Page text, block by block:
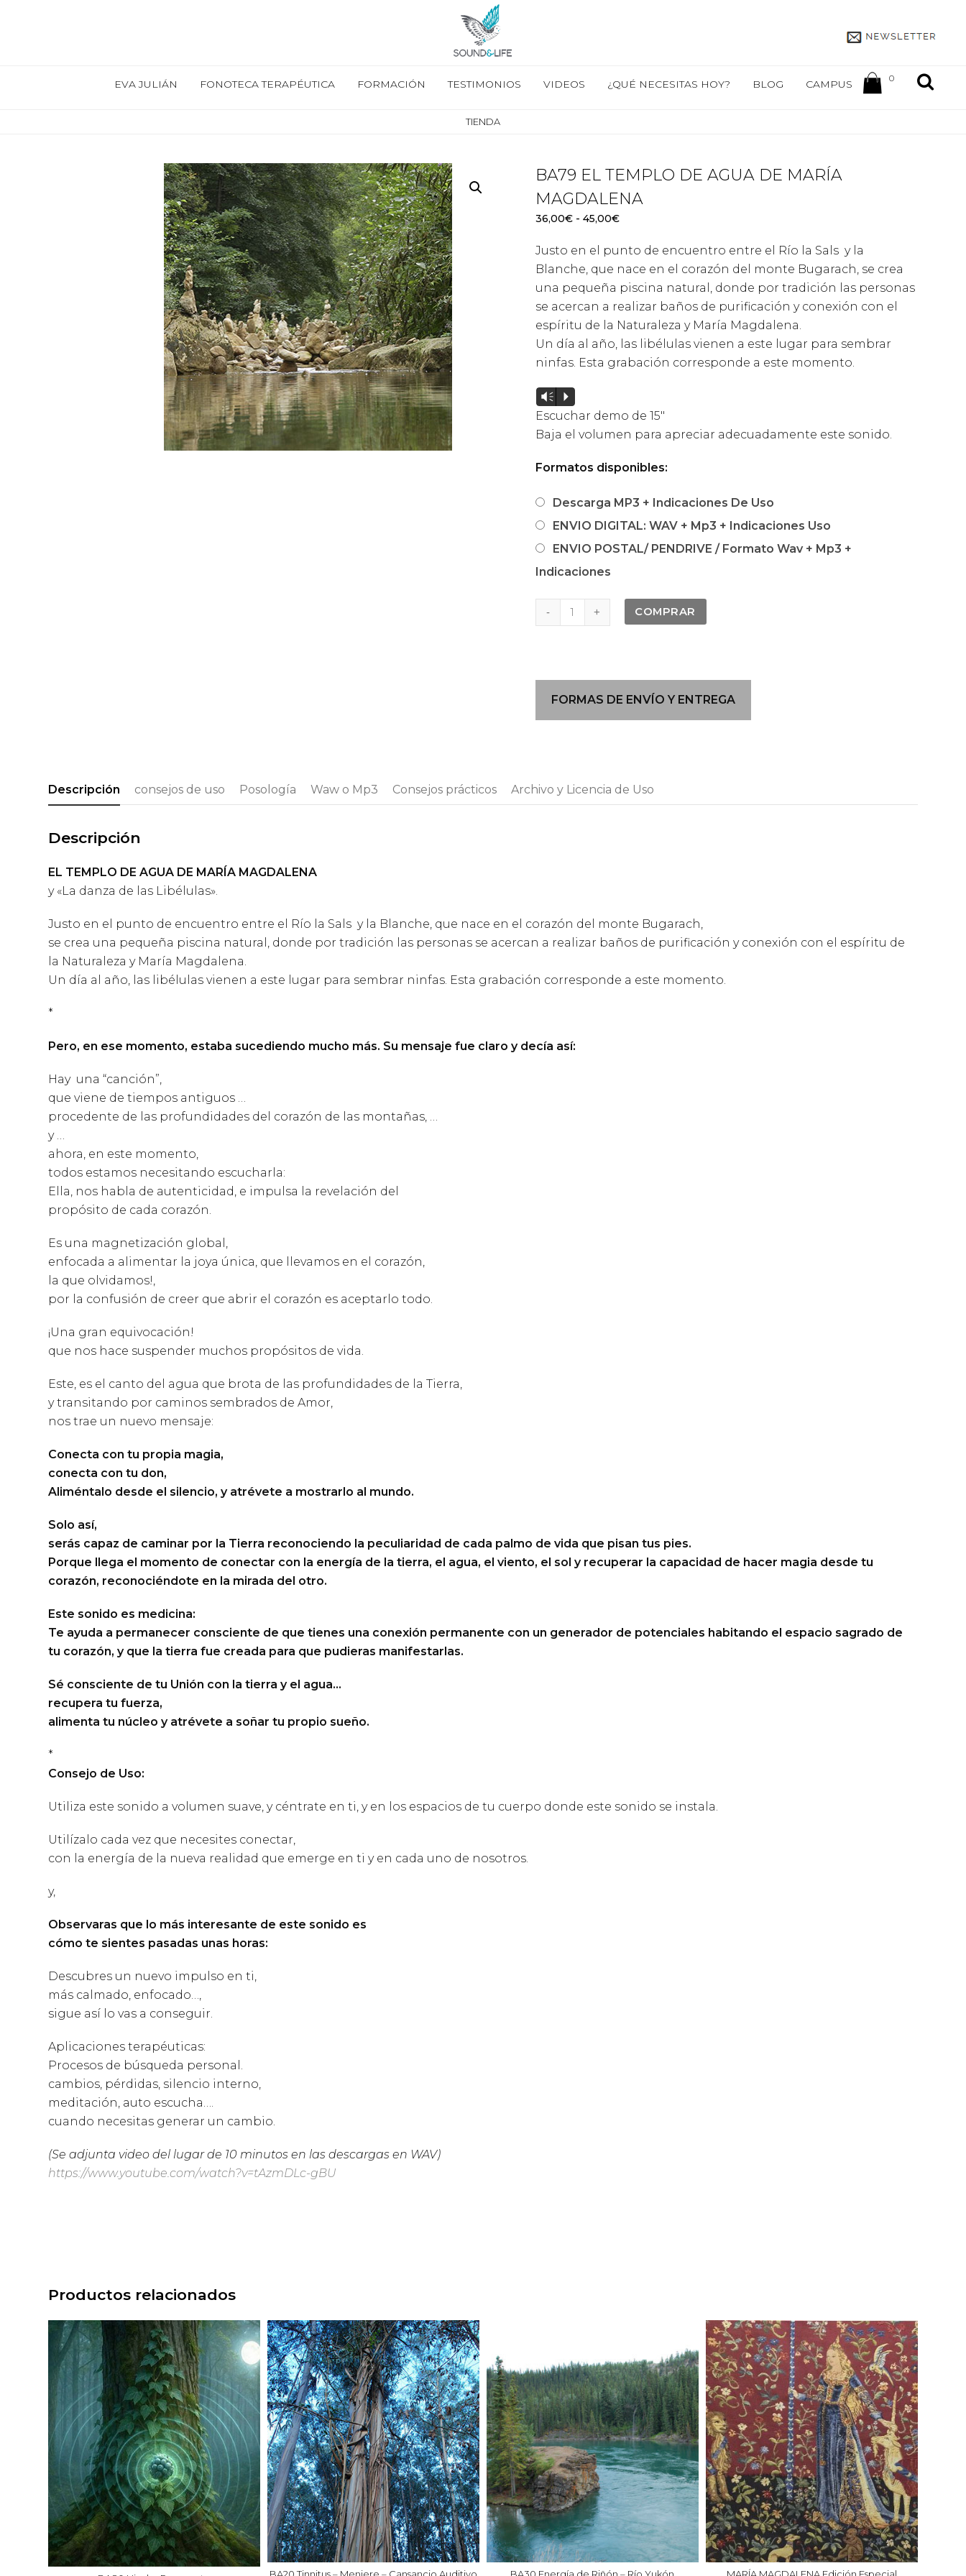
EVA JULIÁN FONOTECA TERAPÉUTICA FORMACIÓN TESTIMONIOS VIDEOS ¿QUÉ NECESITAS HOY? BLOG CAMPUS
TIENDA
BA79 EL TEMPLO DE AGUA DE MARÍA
MAGDALENA
36,00€ - 45,00€Rango
precios:
desde
36,00€
hasta
Justo en el punto de encuentro entre el Río la Sals y la
Blanche, que nace en el corazón del monte Bugarach, se crea
una pequeña piscina natural, donde por tradición las personas
se acercan a realizar baños de purificación y conexión con el
espíritu de la Naturaleza y María Magdalena.
Un día al año, las libélulas vienen a este lugar para sembrar
ninfas. Esta grabación corresponde a este momento.
Reproductor
de
audio
Vm P
Escuchar demo de 15″
Baja el volumen para apreciar adecuadamente este sonido.
Formatos disponibles:
Descarga MP3 + Indicaciones De Uso
ENVIO DIGITAL: WAV + Mp3 + Indicaciones Uso
ENVIO POSTAL/ PENDRIVE / Formato Wav + Mp3 +
Indicaciones
BA79
EL
AGUA
DE
MARÍA
COMPRAR
FORMAS DE ENVÍO Y ENTREGA
Descripción consejos de uso Posología Waw o Mp3 Consejos prácticos Archivo y Licencia de Uso
Descripción
EL TEMPLO DE AGUA DE MARÍA MAGDALENA
y «La danza de las Libélulas».
Justo en el punto de encuentro entre el Río la Sals y la Blanche, que nace en el corazón del monte Bugarach,
se crea una pequeña piscina natural, donde por tradición las personas se acercan a realizar baños de purificación y conexión con el espíritu de
la Naturaleza y María Magdalena.
Un día al año, las libélulas vienen a este lugar para sembrar ninfas. Esta grabación corresponde a este momento.
*
Pero, en ese momento, estaba sucediendo mucho más. Su mensaje fue claro y decía así:
Hay una “canción”,
que viene de tiempos antiguos …
procedente de las profundidades del corazón de las montañas, …
y …
ahora, en este momento,
todos estamos necesitando escucharla:
Ella, nos habla de autenticidad, e impulsa la revelación del
propósito de cada corazón.
Es una magnetización global,
enfocada a alimentar la joya única, que llevamos en el corazón,
la que olvidamos!,
por la confusión de creer que abrir el corazón es aceptarlo todo.
¡Una gran equivocación!
que nos hace suspender muchos propósitos de vida.
Este, es el canto del agua que brota de las profundidades de la Tierra,
y transitando por caminos sembrados de Amor,
nos trae un nuevo mensaje:
Conecta con tu propia magia,
conecta con tu don,
Aliméntalo desde el silencio, y atrévete a mostrarlo al mundo.
Solo así,
serás capaz de caminar por la Tierra reconociendo la peculiaridad de cada palmo de vida que pisan tus pies.
Porque llega el momento de conectar con la energía de la tierra, el agua, el viento, el sol y recuperar la capacidad de hacer magia desde tu
corazón, reconociéndote en la mirada del otro.
Este sonido es medicina:
Te ayuda a permanecer consciente de que tienes una conexión permanente con un generador de potenciales habitando el espacio sagrado de
tu corazón, y que la tierra fue creada para que pudieras manifestarlas.
Sé consciente de tu Unión con la tierra y el agua…
recupera tu fuerza,
alimenta tu núcleo y atrévete a soñar tu propio sueño.
*
Consejo de Uso:
Utiliza este sonido a volumen suave, y céntrate en ti, y en los espacios de tu cuerpo donde este sonido se instala.
Utilízalo cada vez que necesites conectar,
con la energía de la nueva realidad que emerge en ti y en cada uno de nosotros.
y,
Observaras que lo más interesante de este sonido es
cómo te sientes pasadas unas horas:
Descubres un nuevo impulso en ti,
más calmado, enfocado…,
sigue así lo vas a conseguir.
Aplicaciones terapéuticas:
Procesos de búsqueda personal.
cambios, pérdidas, silencio interno,
meditación, auto escucha….
cuando necesitas generar un cambio.
(Se adjunta video del lugar de 10 minutos en las descargas en WAV)
https://www.youtube.com/watch?v=tAzmDLc-gBU
Productos relacionados
0